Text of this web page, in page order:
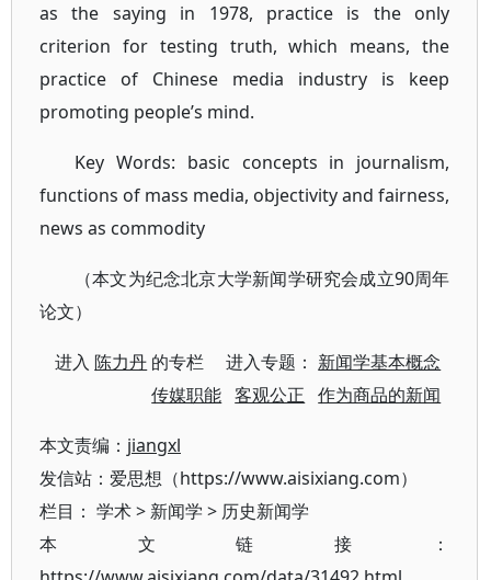
as the saying in 1978, practice is the only
criterion for testing truth, which means, the
practice of Chinese media industry is keep
promoting people’s mind.
Key Words: basic concepts in journalism,
functions of mass media, objectivity and fairness,
news as commodity
（本文为纪念北京大学新闻学研究会成立90周年
论文）
进入陈力丹 的专栏 进入专题： 新闻学基本概念
传媒职能 客观公正 作为商品的新闻
本文责编： jiangxl
发信站：爱思想（https://www.aisixiang.com）
栏目： 学术> 新闻学 > 历史新闻学
本文链接：